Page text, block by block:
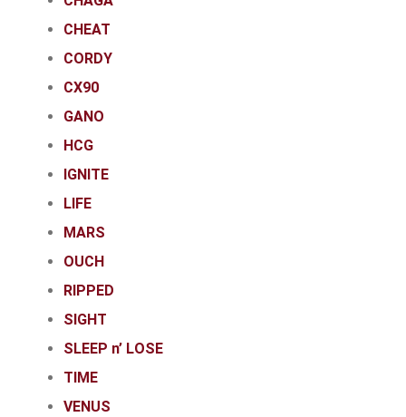
CHEAT
CORDY
CX90
GANO
HCG
IGNITE
LIFE
MARS
OUCH
RIPPED
SIGHT
SLEEP n’ LOSE
TIME
VENUS